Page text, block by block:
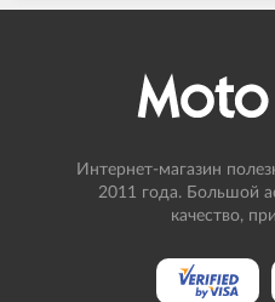
Интернет-магазин
2011 года. Большой
качество,